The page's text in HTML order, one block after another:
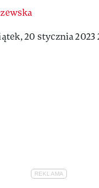
20 stycznia 2023
whatsapp
przyjaciela